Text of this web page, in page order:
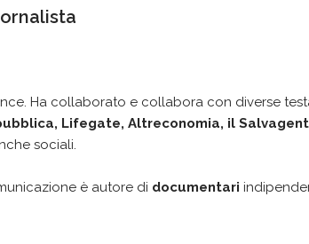
Ha collaborato e collabora con diverse
Lifegate, Altreconomia, il
sociali.
è autore di documentari